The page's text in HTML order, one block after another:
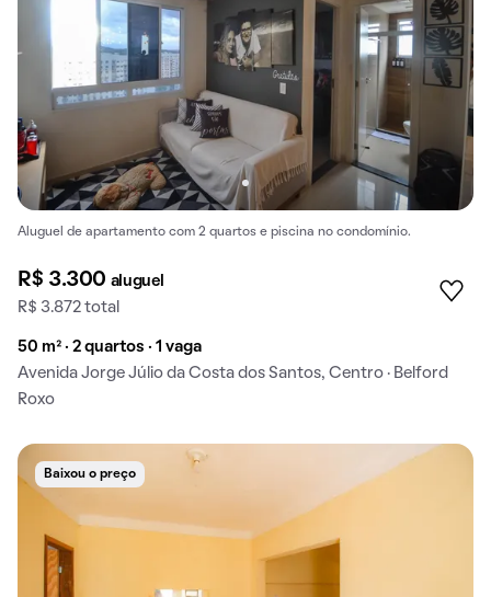
Aluguel de apartamento com 2 quartos e piscina no condomínio.
R$ 3.300 aluguel
R$ 3.872 total
50 m² · 2 quartos · 1 vaga
Avenida Jorge Júlio da Costa dos Santos, Centro · Belford
Roxo
Baixou o preço